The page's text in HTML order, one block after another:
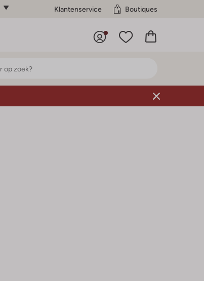
Klantenservice Boutiques